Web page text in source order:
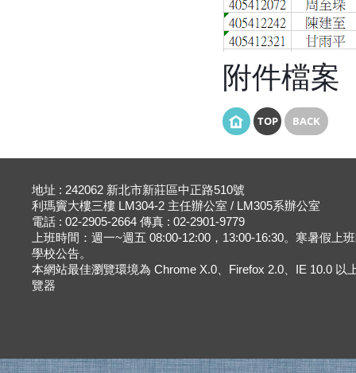
附件檔案
TOP BACK
地址 : 242062 新北市新莊區中正路510號
利瑪竇大樓三樓 LM304-2 主任辦公室 / LM305系辦公室
電話 : 02-2905-2664 傳真 : 02-2901-9779
上班時間：週一~週五 08:00-12:00，13:00-16:30。寒暑假上
學校公告。
本網站最佳瀏覽環境為 Chrome X.0、Firefox 2.0、IE 10.0 以
覽器